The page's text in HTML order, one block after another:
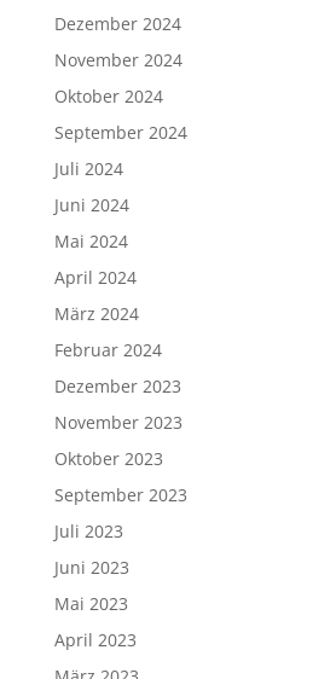
Dezember 2024
November 2024
Oktober 2024
September 2024
Juli 2024
Juni 2024
Mai 2024
April 2024
März 2024
Februar 2024
Dezember 2023
November 2023
Oktober 2023
September 2023
Juli 2023
Juni 2023
Mai 2023
April 2023